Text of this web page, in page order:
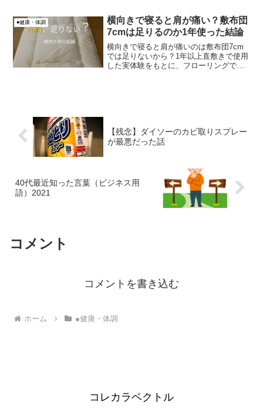
います。ずっと効果を体感していました
が、2年経過した最...
●健康・体調
横向きで寝ると肩が痛い？敷布団
7cmは足りるのか1年使った結論
横向きで寝ると肩が痛いのは敷布団7cm
では足りないから？1年以上直敷きで使用
した実体験をもとに、フローリングで痛
【残念】ダイソーのカビ取りスプレー
が最悪だった話
40代最近知った言葉（ビジネス用
語）2021
コメント
コメントを書き込む
ホーム ●健康・体調
コレカラベクトル